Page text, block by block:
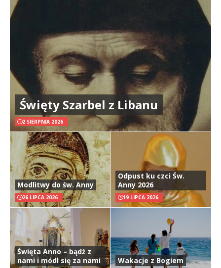
Święty Szarbel z Libanu
2 SIERPNIA 2026
Modlitwy do św. Anny
26 LIPCA 2026
Odpust ku czci Św.
Anny 2026
19 LIPCA 2026
Święta Anno – bądź z
nami i módl się za nami
Wakacje z Bogiem